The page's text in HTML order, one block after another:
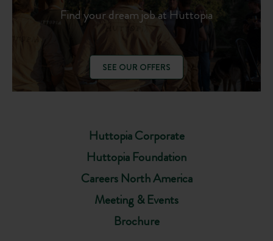
Huttopia Corporate
Huttopia Foundation
Careers North America
Meeting & Events
Brochure
Find your dream job at Huttopia
SEE OUR OFFERS